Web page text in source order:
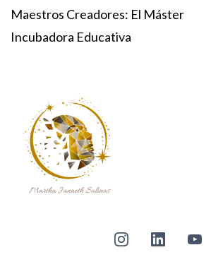
Maestros Creadores: El Máster
Incubadora Educativa